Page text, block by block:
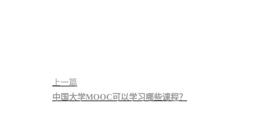
上一篇
中国大学MOOC可以学习哪些课程？